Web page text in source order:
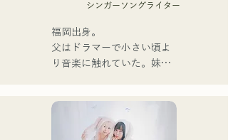
드 편성 등 다양한 형태로 음
악을 표현한다.
녹음과 라이브 지원에는 지
의 오오츠키(Dr.), the
perfect me의 후루히로 유야
シンガーソングライター
福岡出身。
父はドラマーで小さい頃よ
り音楽に触れていた。妹
家族で音楽を楽しむミュー
ジックファミリー。